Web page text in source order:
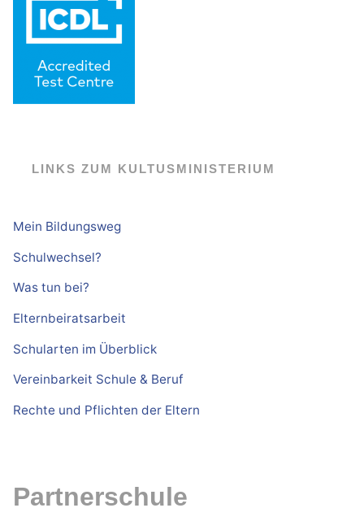
LINKS ZUM KULTUSMINISTERIUM
Mein Bildungsweg
Schulwechsel?
Was tun bei?
Elternbeiratsarbeit
Schularten im Überblick
Vereinbarkeit Schule & Beruf
Rechte und Pflichten der Eltern
Partnerschule